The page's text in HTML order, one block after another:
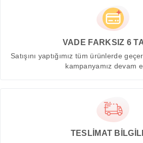
VADE FARKSIZ 6
Satışını yaptığımız tüm ürünlerde
kampanyamız devam
TESLİMAT